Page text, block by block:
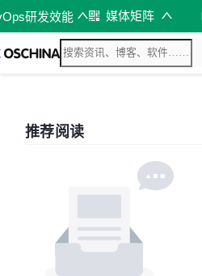
研发效能 媒体矩阵
推荐阅读